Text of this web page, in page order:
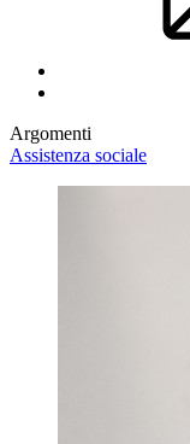
Argomenti
Assistenza sociale